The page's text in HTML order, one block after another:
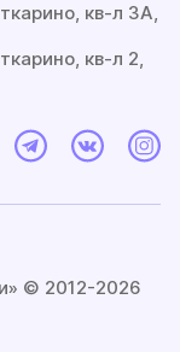
кв-л 3A,
кв-л 2,
© 2012-2026